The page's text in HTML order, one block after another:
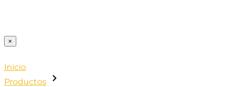
×
Inicio
Productos